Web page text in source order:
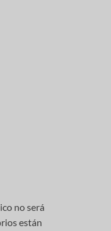
no será
están